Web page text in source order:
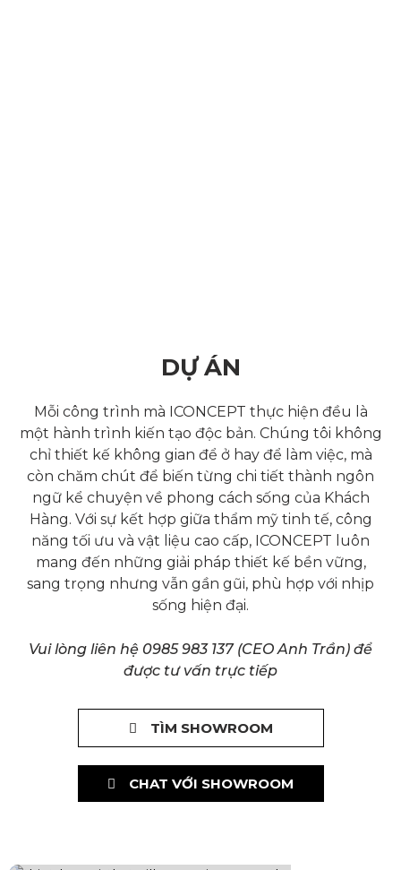
DỰ ÁN
Mỗi công trình mà ICONCEPT thực hiện đều là
một hành trình kiến tạo độc bản. Chúng tôi không
chỉ thiết kế không gian để ở hay để làm việc, mà
còn chăm chút để biến từng chi tiết thành ngôn
ngữ kể chuyện về phong cách sống của Khách
Hàng. Với sự kết hợp giữa thẩm mỹ tinh tế, công
năng tối ưu và vật liệu cao cấp, ICONCEPT luôn
mang đến những giải pháp thiết kế bền vững,
sang trọng nhưng vẫn gần gũi, phù hợp với nhịp
sống hiện đại.
Vui lòng liên hệ 0985 983 137 (CEO Anh Trần) để
được tư vấn trực tiếp
TÌM SHOWROOM
CHAT VỚI SHOWROOM